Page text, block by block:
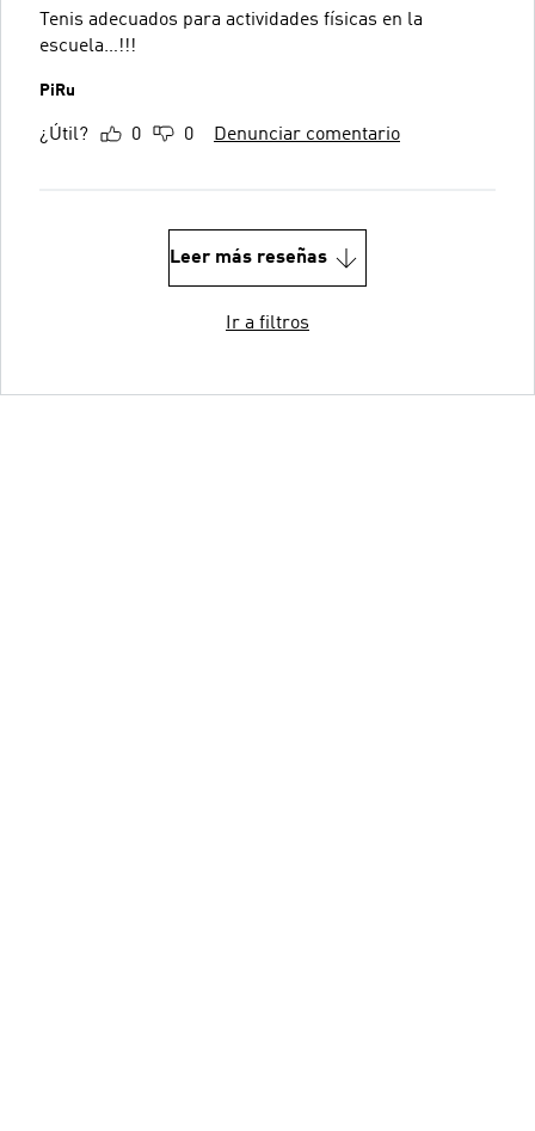
Tenis adecuados para actividades físicas en la
escuela…!!!
PiRu
¿Útil? 0 0 Denunciar comentario
Leer más reseñas
Ir a filtros